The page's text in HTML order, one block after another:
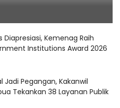
geografis dan
Mengingat usia Polres
dua tahun, keterbatasan
tantangan nyata.
Diapresiasi, Kemenag Raih
Institutions Award 2026
Jadi Pegangan, Kakanwil
Tekankan 38 Layanan Publik